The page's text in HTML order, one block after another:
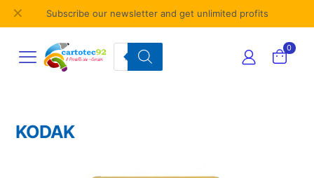
Subscribe our newsletter and get unlimited profits
✕
Products
search
0
KODAK